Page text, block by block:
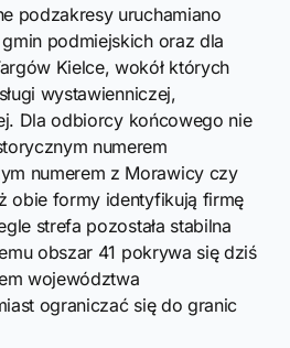
podzakresy uruchamiano
podmiejskich oraz dla
Kielce, wokół których
wystawienniczej,
Dla odbiorcy końcowego nie
numerem
numerem z Morawicy czy
obie formy identyfikują firmę
strefa pozostała stabilna
obszar 41 pokrywa się dziś
województwa
ograniczać się do granic